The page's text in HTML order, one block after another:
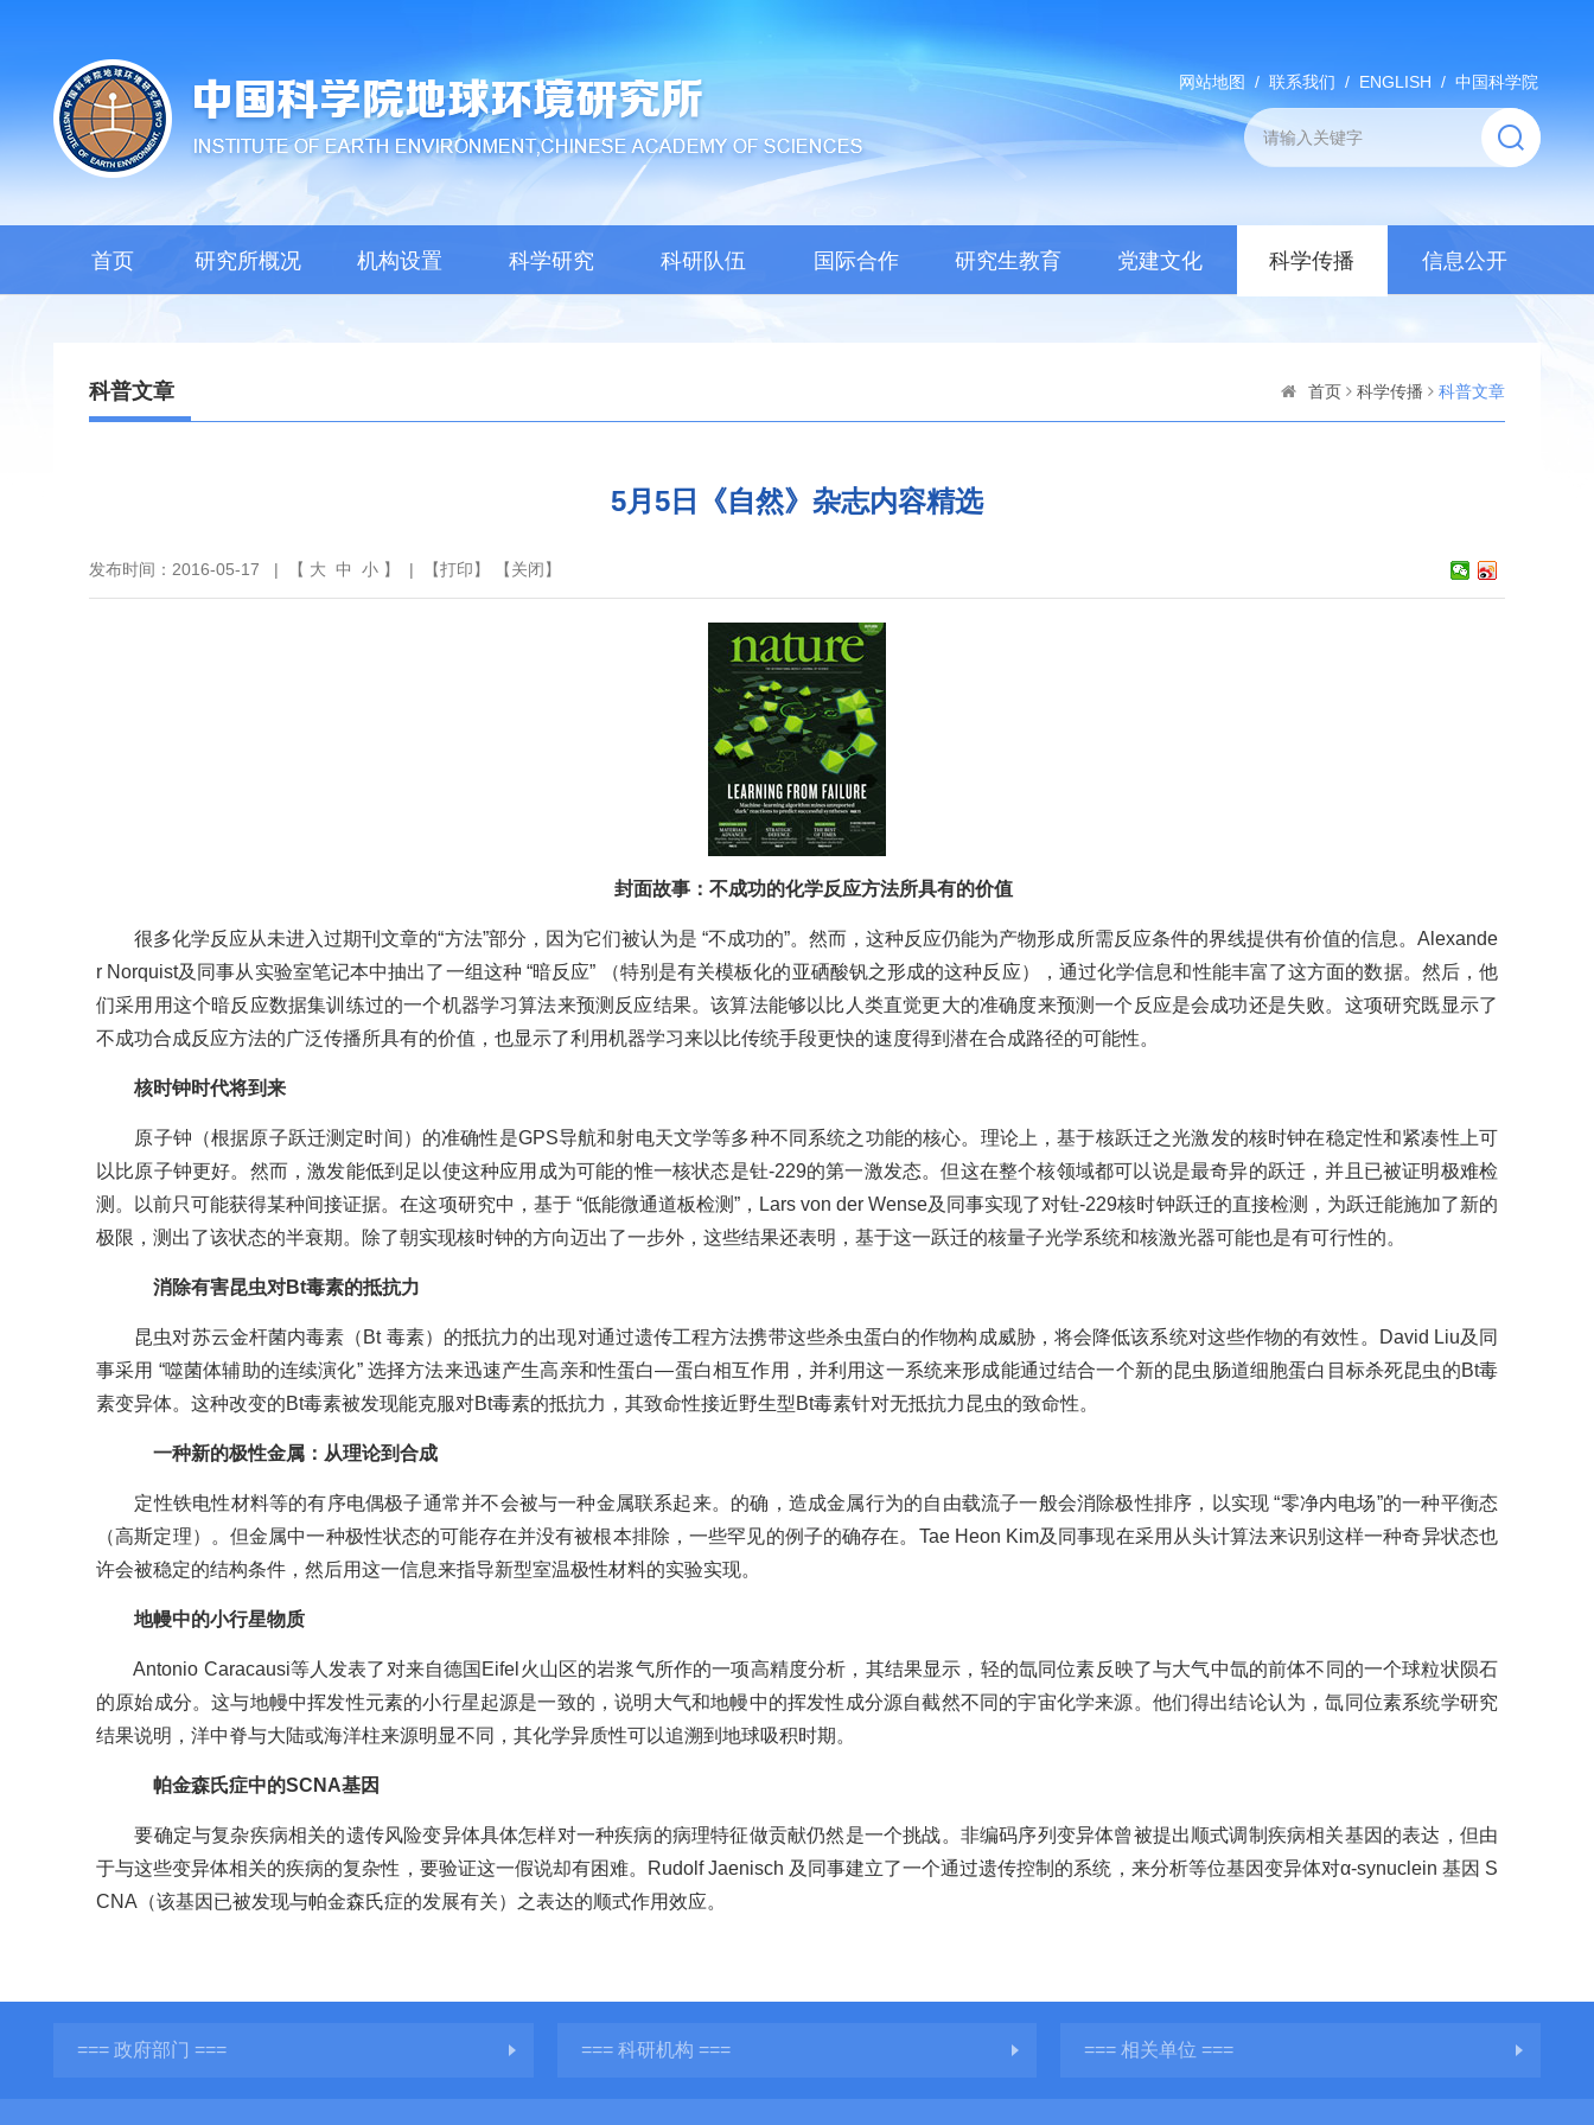
网站地图 / 联系我们 / ENGLISH / 中国科学院
首页 研究所概况 机构设置 科学研究 科研队伍 国际合作 研究生教育 党建文化 科学传播 信息公开
科普文章 首页 科学传播 科普文章
5月5日《自然》杂志内容精选
发布时间：2016-05-17 | 【 大 中 小 】 | 【打印】 【关闭】
封面故事：不成功的化学反应方法所具有的价值
很多化学反应从未进入过期刊文章的“方法”部分，因为它们被认为是 “不成功的”。然而，这种反应仍能为产物形成所需反应条件的界线提供有价值的信息。Alexande
r Norquist及同事从实验室笔记本中抽出了一组这种 “暗反应” （特别是有关模板化的亚硒酸钒之形成的这种反应），通过化学信息和性能丰富了这方面的数据。然后，他
们采用用这个暗反应数据集训练过的一个机器学习算法来预测反应结果。该算法能够以比人类直觉更大的准确度来预测一个反应是会成功还是失败。这项研究既显示了
不成功合成反应方法的广泛传播所具有的价值，也显示了利用机器学习来以比传统手段更快的速度得到潜在合成路径的可能性。
核时钟时代将到来
原子钟（根据原子跃迁测定时间）的准确性是GPS导航和射电天文学等多种不同系统之功能的核心。理论上，基于核跃迁之光激发的核时钟在稳定性和紧凑性上可
以比原子钟更好。然而，激发能低到足以使这种应用成为可能的惟一核状态是钍-229的第一激发态。但这在整个核领域都可以说是最奇异的跃迁，并且已被证明极难检
测。以前只可能获得某种间接证据。在这项研究中，基于 “低能微通道板检测”，Lars von der Wense及同事实现了对钍-229核时钟跃迁的直接检测，为跃迁能施加了新的
极限，测出了该状态的半衰期。除了朝实现核时钟的方向迈出了一步外，这些结果还表明，基于这一跃迁的核量子光学系统和核激光器可能也是有可行性的。
消除有害昆虫对Bt毒素的抵抗力
昆虫对苏云金杆菌内毒素（Bt 毒素）的抵抗力的出现对通过遗传工程方法携带这些杀虫蛋白的作物构成威胁，将会降低该系统对这些作物的有效性。David Liu及同
事采用 “噬菌体辅助的连续演化” 选择方法来迅速产生高亲和性蛋白—蛋白相互作用，并利用这一系统来形成能通过结合一个新的昆虫肠道细胞蛋白目标杀死昆虫的Bt毒
素变异体。这种改变的Bt毒素被发现能克服对Bt毒素的抵抗力，其致命性接近野生型Bt毒素针对无抵抗力昆虫的致命性。
一种新的极性金属：从理论到合成
定性铁电性材料等的有序电偶极子通常并不会被与一种金属联系起来。的确，造成金属行为的自由载流子一般会消除极性排序，以实现 “零净内电场”的一种平衡态
（高斯定理）。但金属中一种极性状态的可能存在并没有被根本排除，一些罕见的例子的确存在。Tae Heon Kim及同事现在采用从头计算法来识别这样一种奇异状态也
许会被稳定的结构条件，然后用这一信息来指导新型室温极性材料的实验实现。
地幔中的小行星物质
Antonio Caracausi等人发表了对来自德国Eifel火山区的岩浆气所作的一项高精度分析，其结果显示，轻的氙同位素反映了与大气中氙的前体不同的一个球粒状陨石
的原始成分。这与地幔中挥发性元素的小行星起源是一致的，说明大气和地幔中的挥发性成分源自截然不同的宇宙化学来源。他们得出结论认为，氙同位素系统学研究
结果说明，洋中脊与大陆或海洋柱来源明显不同，其化学异质性可以追溯到地球吸积时期。
帕金森氏症中的SCNA基因
要确定与复杂疾病相关的遗传风险变异体具体怎样对一种疾病的病理特征做贡献仍然是一个挑战。非编码序列变异体曾被提出顺式调制疾病相关基因的表达，但由
于与这些变异体相关的疾病的复杂性，要验证这一假说却有困难。Rudolf Jaenisch 及同事建立了一个通过遗传控制的系统，来分析等位基因变异体对α-synuclein 基因 S
CNA（该基因已被发现与帕金森氏症的发展有关）之表达的顺式作用效应。
=== 政府部门 === === 科研机构 === === 相关单位 ===